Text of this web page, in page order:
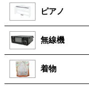
ピアノ
無線機
着物